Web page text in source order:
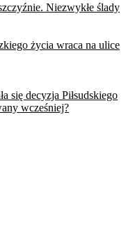
Niezwykłe ślady
życia wraca na ulice
się decyzja Piłsudskiego
wcześniej?